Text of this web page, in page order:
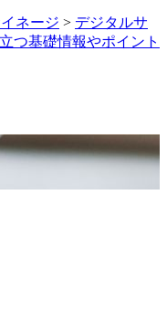
ネージ > デジタルサ
つ基礎情報やポイント